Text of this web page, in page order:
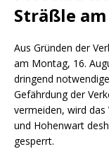
Sträßle
Aus Gründen der
am Montag, 16.
dringend
Gefährdung der
vermeiden, wird
und Hohenwart
gesperrt.